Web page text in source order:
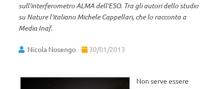
sull'interferometro ALMA dell'ESO. Tra gli autori dello studio
su Nature l'italiano Michele Cappellari, che lo racconta a
Media Inaf.
Nicola Nosengo 30/01/2013
Non serve essere